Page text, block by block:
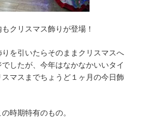
クリスマス飾りが登場！
を引いたらそのままクリスマスへ
したが、今年はなかなかいいタイ
スマスまでちょうど１ヶ月の今日飾
時期特有のもの。